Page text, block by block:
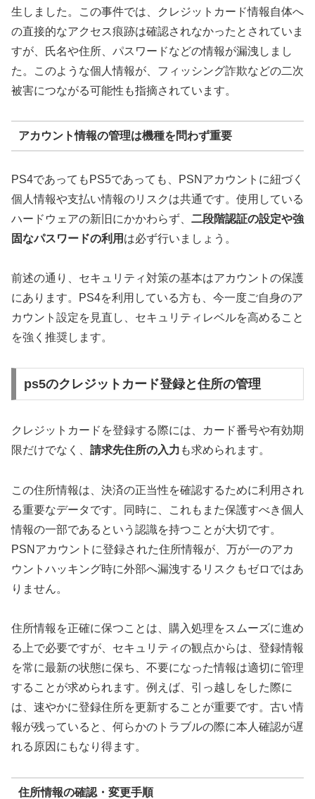
生しました。この事件では、クレジットカード情報自体へ
の直接的なアクセス痕跡は確認されなかったとされていま
すが、氏名や住所、パスワードなどの情報が漏洩しまし
た。このような個人情報が、フィッシング詐欺などの二次
被害につながる可能性も指摘されています。
アカウント情報の管理は機種を問わず重要
PS4であってもPS5であっても、PSNアカウントに紐づく
個人情報や支払い情報のリスクは共通です。使用している
ハードウェアの新旧にかかわらず、 二段階認証の設定や強
固なパスワードの利用 は必ず行いましょう。
前述の通り、セキュリティ対策の基本はアカウントの保護
にあります。PS4を利用している方も、今一度ご自身のア
カウント設定を見直し、セキュリティレベルを高めること
を強く推奨します。
ps5のクレジットカード登録と住所の管理
クレジットカードを登録する際には、カード番号や有効期
限だけでなく、 請求先住所の入力 も求められます。
この住所情報は、決済の正当性を確認するために利用され
る重要なデータです。同時に、これもまた保護すべき個人
情報の一部であるという認識を持つことが大切です。
PSNアカウントに登録された住所情報が、万が一のアカ
ウントハッキング時に外部へ漏洩するリスクもゼロではあ
りません。
住所情報を正確に保つことは、購入処理をスムーズに進め
る上で必要ですが、セキュリティの観点からは、 登録情報
を常に最新の状態に保ち、不要になった情報は適切に管理
する ことが求められます。例えば、引っ越しをした際に
は、速やかに登録住所を更新することが重要です。古い情
報が残っていると、何らかのトラブルの際に本人確認が遅
れる原因にもなり得ます。
住所情報の確認・変更手順